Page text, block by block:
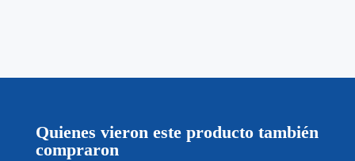
Quienes vieron este producto también
compraron